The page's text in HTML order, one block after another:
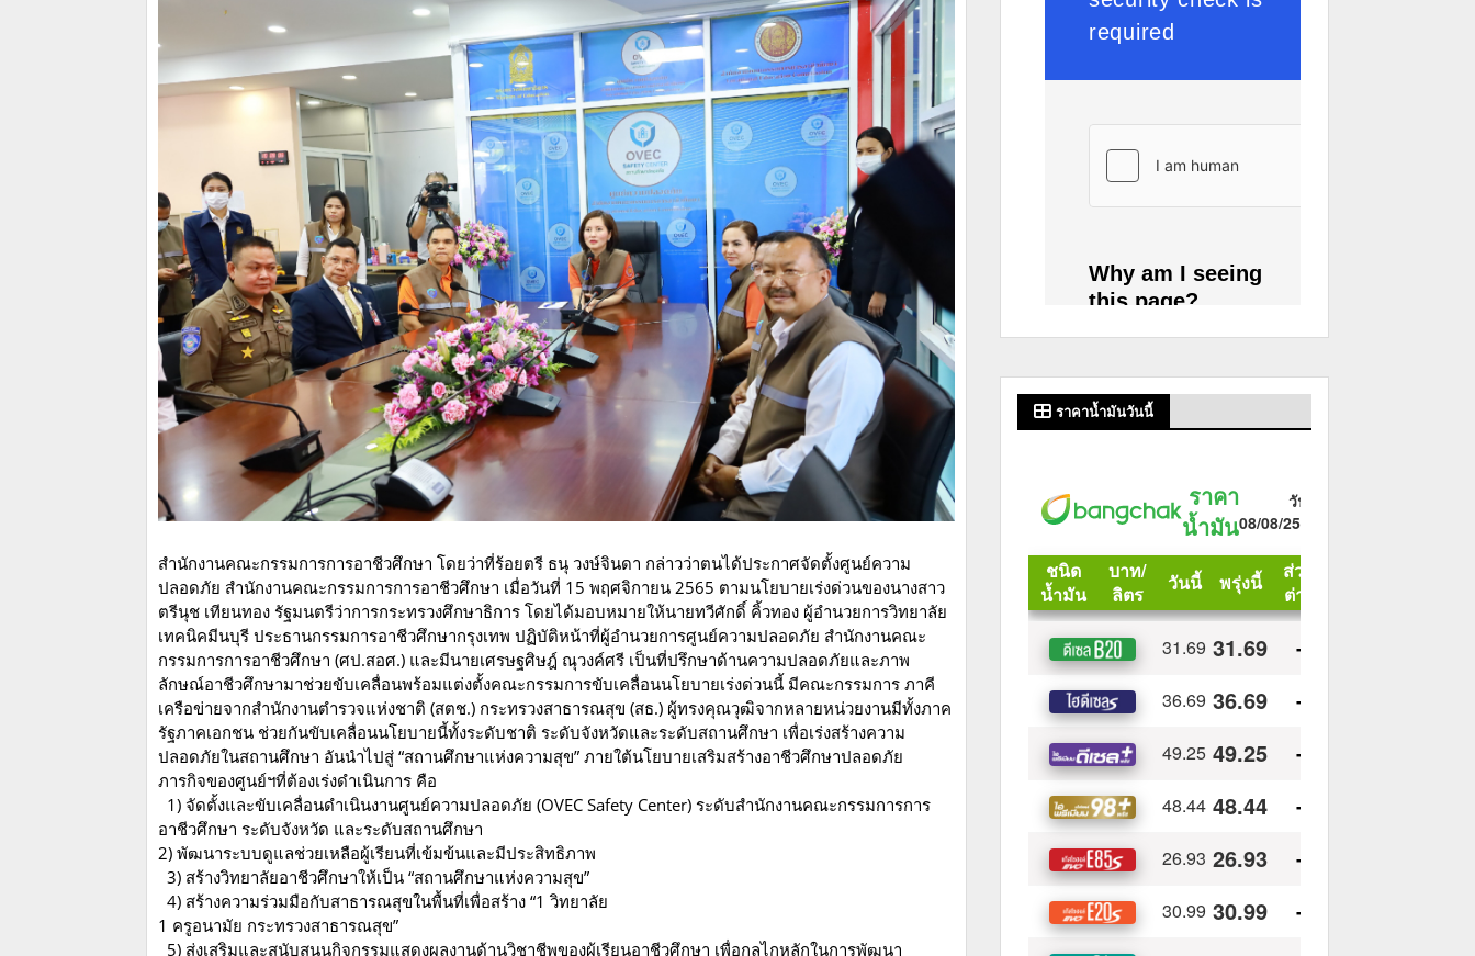
สำนักงานคณะกรรมการการอาชีวศึกษา โดยว่าที่ร้อยตรี ธนุ วงษ์จินดา กล่าวว่าตนได้ประกาศจัดตั้งศูนย์ความ
ปลอดภัย สำนักงานคณะกรรมการการอาชีวศึกษา เมื่อวันที่ 15 พฤศจิกายน 2565 ตามนโยบายเร่งด่วนของนางสาว
ตรีนุช เทียนทอง รัฐมนตรีว่าการกระทรวงศึกษาธิการ โดยได้มอบหมายให้นายทวีศักดิ์ คิ้วทอง ผู้อำนวยการวิทยาลัย
เทคนิคมีนบุรี ประธานกรรมการอาชีวศึกษากรุงเทพ ปฏิบัติหน้าที่ผู้อำนวยการศูนย์ความปลอดภัย สำนักงานคณะ
กรรมการการอาชีวศึกษา (ศป.สอศ.) และมีนายเศรษฐศิษฎ์ ณุวงค์ศรี เป็นที่ปรึกษาด้านความปลอดภัยและภาพ
ลักษณ์อาชีวศึกษามาช่วยขับเคลื่อนพร้อมแต่งตั้งคณะกรรมการขับเคลื่อนนโยบายเร่งด่วนนี้ มีคณะกรรมการ ภาคี
เครือข่ายจากสำนักงานตำรวจแห่งชาติ (สตช.) กระทรวงสาธารณสุข (สธ.) ผู้ทรงคุณวุฒิจากหลายหน่วยงานมีทั้งภาค
รัฐภาคเอกชน ช่วยกันขับเคลื่อนนโยบายนี้ทั้งระดับชาติ ระดับจังหวัดและระดับสถานศึกษา เพื่อเร่งสร้างความ
ปลอดภัยในสถานศึกษา อันนำไปสู่ “สถานศึกษาแห่งความสุข” ภายใต้นโยบายเสริมสร้างอาชีวศึกษาปลอดภัย
ภารกิจของศูนย์ฯที่ต้องเร่งดำเนินการ คือ
1) จัดตั้งและขับเคลื่อนดำเนินงานศูนย์ความปลอดภัย (OVEC Safety Center) ระดับสำนักงานคณะกรรมการการ
อาชีวศึกษา ระดับจังหวัด และระดับสถานศึกษา
2) พัฒนาระบบดูแลช่วยเหลือผู้เรียนที่เข้มข้นและมีประสิทธิภาพ
3) สร้างวิทยาลัยอาชีวศึกษาให้เป็น “สถานศึกษาแห่งความสุข”
4) สร้างความร่วมมือกับสาธารณสุขในพื้นที่เพื่อสร้าง “1 วิทยาลัย
1 ครูอนามัย กระทรวงสาธารณสุข”
5) ส่งเสริมและสนับสนุนกิจกรรมแสดงผลงานด้านวิชาชีพของผู้เรียนอาชีวศึกษา เพื่อกลไกหลักในการพัฒนา
ราคาน้ำมันวันนี้